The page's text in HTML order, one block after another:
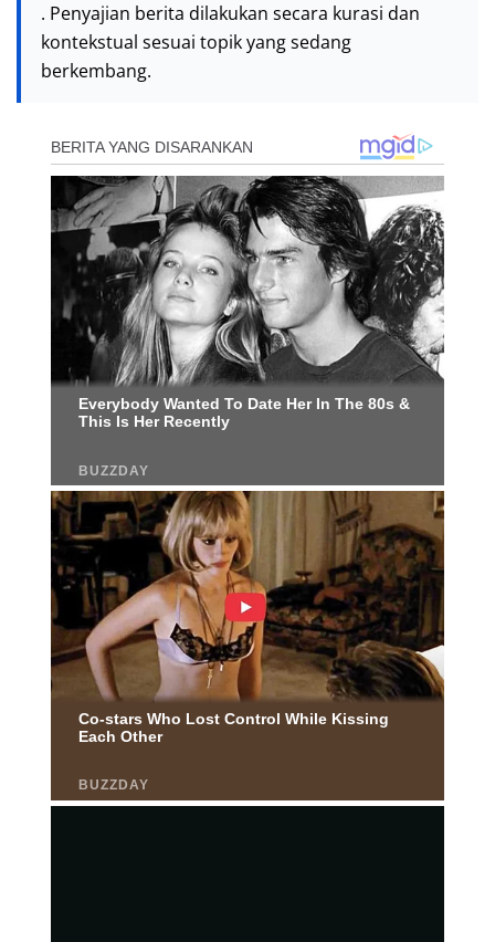
. Penyajian berita dilakukan secara kurasi dan
kontekstual sesuai topik yang sedang
berkembang.